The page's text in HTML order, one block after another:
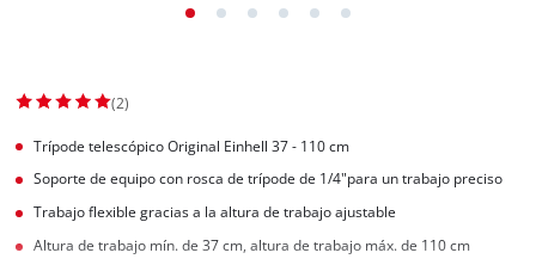
(2)
Trípode telescópico Original Einhell 37 - 110 cm
Soporte de equipo con rosca de trípode de 1/4"para un trabajo preciso
Trabajo flexible gracias a la altura de trabajo ajustable
Altura de trabajo mín. de 37 cm, altura de trabajo máx. de 110 cm